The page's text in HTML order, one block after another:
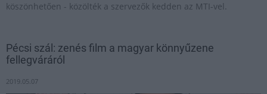
köszönhetően - közölték a szervezők kedden az MTI-vel.
Pécsi szál: zenés film a magyar könnyűzene
fellegváráról
2019.05.07